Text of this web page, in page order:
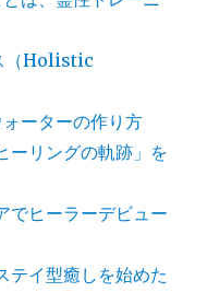
（Holistic
ーターの作り方
リングの軌跡」を
ヒーラーデビュー
イ型癒しを始めた